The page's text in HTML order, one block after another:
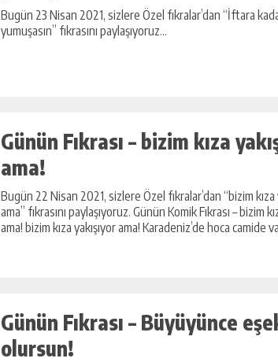
Bugün 23 Nisan 2021, sizlere Özel fıkralar’dan “İftara
yumuşasın” fıkrasını paylaşıyoruz...
Günün Fıkrası – bizim kıza
ama!
Bugün 22 Nisan 2021, sizlere Özel fıkralar’dan “bizim kıza
ama” fıkrasını paylaşıyoruz. Günün Komik Fıkrası – bizim
ama! bizim kıza yakışıyor ama! Karadeniz’de hoca camide
Günün Fıkrası – Büyüyünce
olursun!